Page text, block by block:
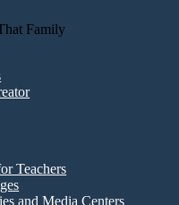
Teachers
and Media Centers